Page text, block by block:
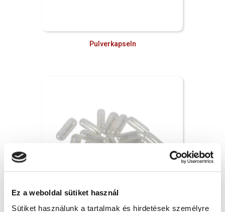
Ez a weboldal sütiket használ
Sütiket használunk a tartalmak és hirdetések személyre
Pulverkapseln